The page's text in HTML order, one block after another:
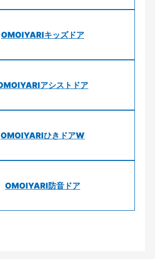
OMOIYARIキッズドア
アシストドア
OMOIYARIひきドアW
OMOIYARI防音ドア